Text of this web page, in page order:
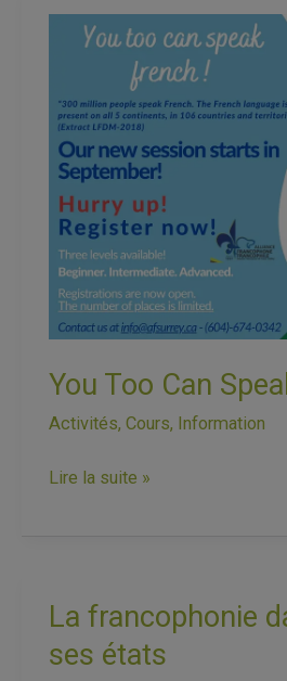
You Too Can
Activités, Cours, Information
Speak
French!
Lire la suite »
La francophonie
ses états
francophonie